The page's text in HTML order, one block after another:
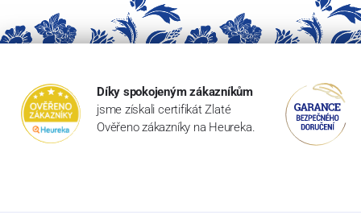
Díky spokojeným zákazníkům
jsme získali certifikát Zlaté
Ověřeno zákazníky na Heureka.